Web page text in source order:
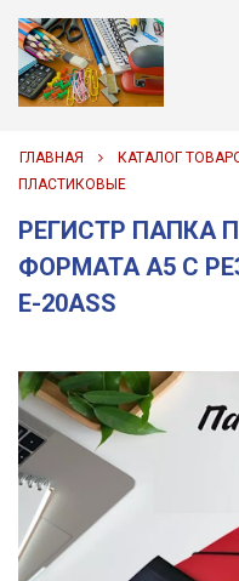
ГЛАВНАЯ КАТАЛОГ
ПЛАСТИКОВЫЕ
РЕГИСТР ПАПКА
ФОРМАТА А5 С
E-20ASS